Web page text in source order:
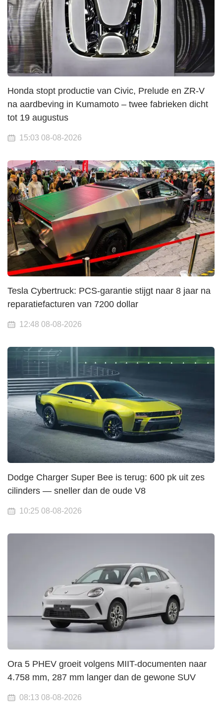
Honda stopt productie van Civic, Prelude en ZR-V
na aardbeving in Kumamoto – twee fabrieken dicht
tot 19 augustus
15:03 08-08-2026
Tesla Cybertruck: PCS-garantie stijgt naar 8 jaar na
reparatiefacturen van 7200 dollar
12:48 08-08-2026
Dodge Charger Super Bee is terug: 600 pk uit zes
cilinders — sneller dan de oude V8
10:25 08-08-2026
Ora 5 PHEV groeit volgens MIIT-documenten naar
4.758 mm, 287 mm langer dan de gewone SUV
08:13 08-08-2026